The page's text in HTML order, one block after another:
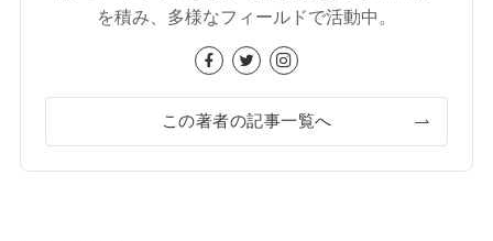
を積み、多様なフィールドで活動中。
この著者の記事一覧へ